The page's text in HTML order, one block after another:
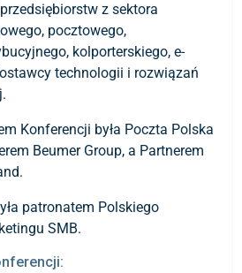
z sektora
pocztowego,
kolporterskiego, e-
technologii i rozwiązań
Konferencji była Poczta Polska
Beumer Group, a Partnerem
patronatem Polskiego
SMB.